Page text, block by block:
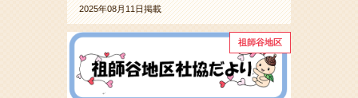
2025年08月11日掲載
祖師谷地区